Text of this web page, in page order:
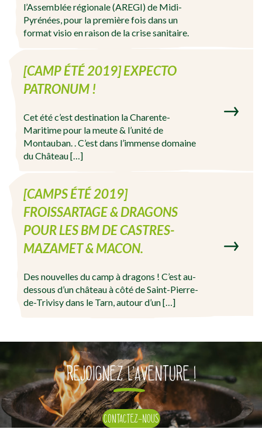
l’Assemblée régionale (AREGI) de Midi-
Pyrénées, pour la première fois dans un
format visio en raison de la crise sanitaire.
[CAMP ÉTÉ 2019] EXPECTO
PATRONUM !
Cet été c’est destination la Charente-
Maritime pour la meute & l’unité de
Montauban. . C’est dans l’immense domaine
du Château […]
[CAMPS ÉTÉ 2019]
FROISSARTAGE & DRAGONS
POUR LES BM DE CASTRES-
MAZAMET & MACON.
Des nouvelles du camp à dragons ! C’est au-
dessous d’un château à côté de Saint-Pierre-
de-Trivisy dans le Tarn, autour d’un […]
REJOIGNEZ L’AVENTURE !
CONTACTEZ-NOUS